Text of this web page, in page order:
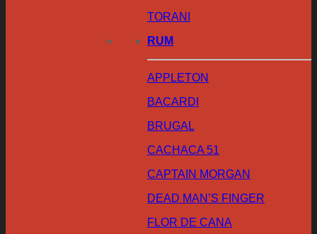
TORANI
RUM
APPLETON
BACARDI
BRUGAL
CACHACA 51
CAPTAIN MORGAN
DEAD MAN’S FINGER
FLOR DE CANA